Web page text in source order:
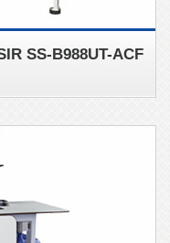
SS-B988UT-ACF